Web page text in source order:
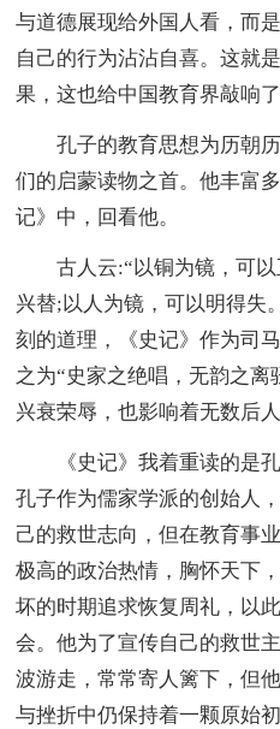
与道德展现给外国人看，而
自己的行为沾沾自喜。这就
果，这也给中国教育界敲响了
孔子的教育思想为历朝历
们的启蒙读物之首。他丰富
记》中，回看他。
古人云:“以铜为镜，可以
兴替;以人为镜，可以明得失
刻的道理，《史记》作为司
之为“史家之绝唱，无韵之离
兴衰荣辱，也影响着无数后人
《史记》我着重读的是孔
孔子作为儒家学派的创始人
己的救世志向，但在教育事
极高的政治热情，胸怀天下
坏的时期追求恢复周礼，以
会。他为了宣传自己的救世
波游走，常常寄人篱下，但
与挫折中仍保持着一颗原始